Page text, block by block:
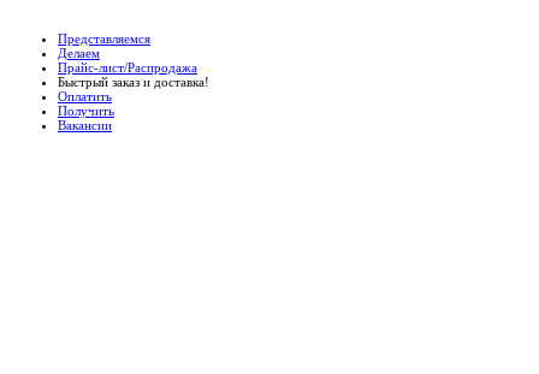
Представляемся
Делаем
Прайс-лист/Распродажа
Быстрый заказ и доставка!
Оплатить
Получить
Вакансии